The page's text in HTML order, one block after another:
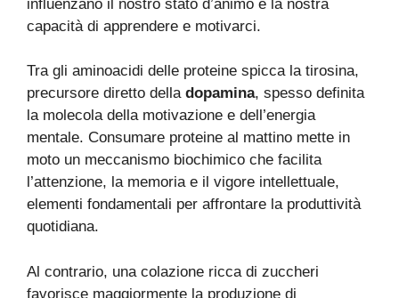
influenzano il nostro stato d’animo e la nostra
capacità di apprendere e motivarci.
Tra gli aminoacidi delle proteine spicca la tirosina,
precursore diretto della dopamina, spesso definita
la molecola della motivazione e dell’energia
mentale. Consumare proteine al mattino mette in
moto un meccanismo biochimico che facilita
l’attenzione, la memoria e il vigore intellettuale,
elementi fondamentali per affrontare la produttività
quotidiana.
Al contrario, una colazione ricca di zuccheri
favorisce maggiormente la produzione di